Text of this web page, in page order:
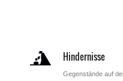
Hindernisse
Gegenstände auf